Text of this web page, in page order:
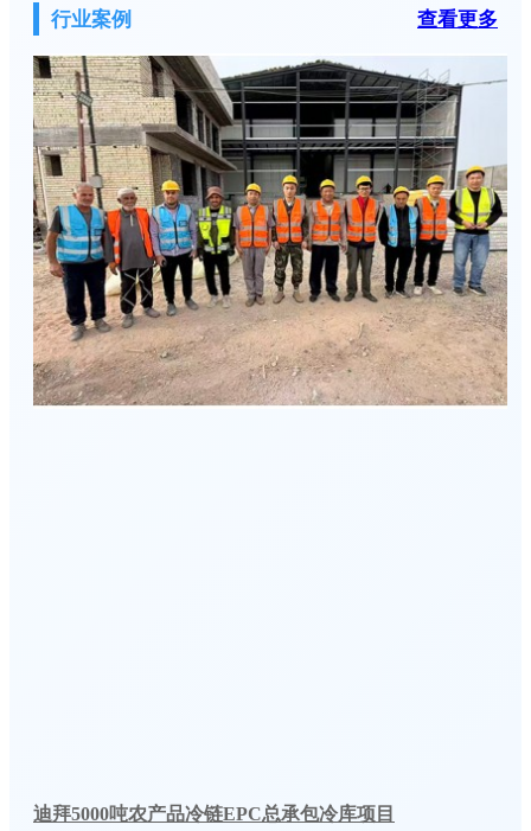
行业案例 查看更多
迪拜5000吨农产品冷链EPC总承包冷库项目